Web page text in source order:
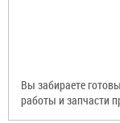
Вы забираете
работы и запчасти